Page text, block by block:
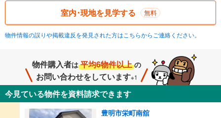
室内･現地を見学する 無料
物件情報の誤りや掲載違反を発見された方はこちらからご連絡ください。
物件購入者は 平均6物件以上 の
お問い合わせをしています※1
今見ている物件を資料請求できます
豊明市栄町南舘